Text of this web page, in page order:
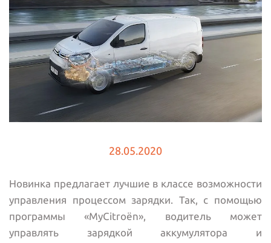
28.05.2020
Новинка предлагает лучшие в классе возможности
управления процессом зарядки. Так, с помощью
программы «MyCitroën», водитель может
управлять зарядкой аккумулятора и